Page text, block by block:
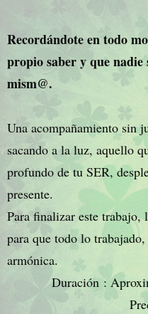
Recordándote en todo
propio saber y que nadie
mism@.
Una acompañamiento sin
sacando a la luz, aquello
profundo de tu SER,
presente.
Para finalizar este trabajo,
para que todo lo
armónica.
Duración :